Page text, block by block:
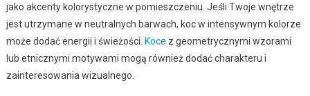
jako akcenty kolorystyczne w pomieszczeniu. Jeśli Twoje wnętrze
jest utrzymane w neutralnych barwach, koc w intensywnym kolorze
może dodać energii i świeżości. Koce z geometrycznymi wzorami
lub etnicznymi motywami mogą również dodać charakteru i
zainteresowania wizualnego.